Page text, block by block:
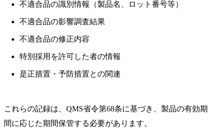
不適合品の識別情報（製品名、ロット番号等）
不適合品の影響調査結果
不適合品の修正内容
特別採用を許可した者の情報
是正措置・予防措置との関連
これらの記録は、QMS省令第68条に基づき、製品の有効期
間に応じた期間保管する必要があります。